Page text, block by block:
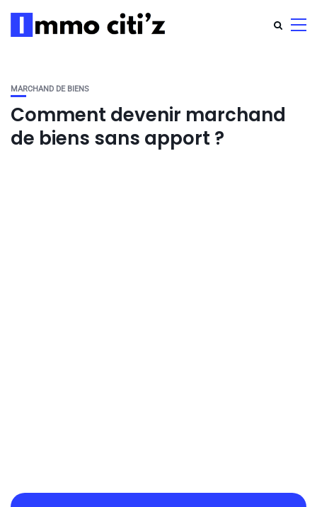
MARCHAND DE BIENS
Comment devenir marchand
de biens sans apport ?